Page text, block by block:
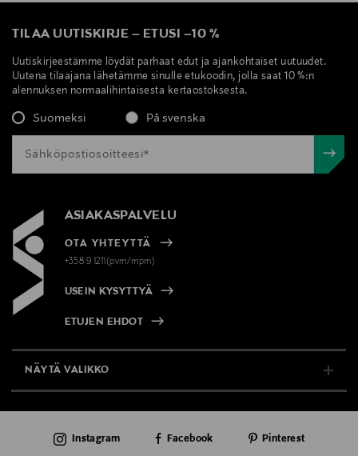
TILAA UUTISKIRJE – ETUSI –10 %
Uutiskirjeestämme löydät parhaat edut ja ajankohtaiset uutuudet.
Uutena tilaajana lähetämme sinulle etukoodin, jolla saat 10 %:n
alennuksen normaalihintaisesta kertaostoksesta.
Suomeksi På svenska
ASIAKASPALVELU
OTA YHTEYTTÄ
+358 9 1211(pvm/mpm)
USEIN KYSYTTYÄ
ETUJEN EHDOT
NÄYTÄ VALIKKO
AJANKOHTAISTA
Instagram Facebook Pinterest